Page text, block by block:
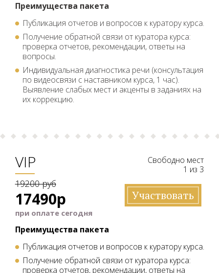
Преимущества пакета
Публикация отчетов и вопросов к куратору курса.
Получение обратной связи от куратора курса:
проверка отчетов, рекомендации, ответы на
вопросы.
Индивидуальная диагностика речи (консультация
по видеосвязи с наставником курса, 1 час).
Выявление слабых мест и акценты в заданиях на
их коррекцию.
VIP
19200 руб
17490р
при оплате сегодня
Свободно мест
1 из 3
Участвовать
Преимущества пакета
Публикация отчетов и вопросов к куратору курса.
Получение обратной связи от куратора курса:
проверка отчетов, рекомендации, ответы на